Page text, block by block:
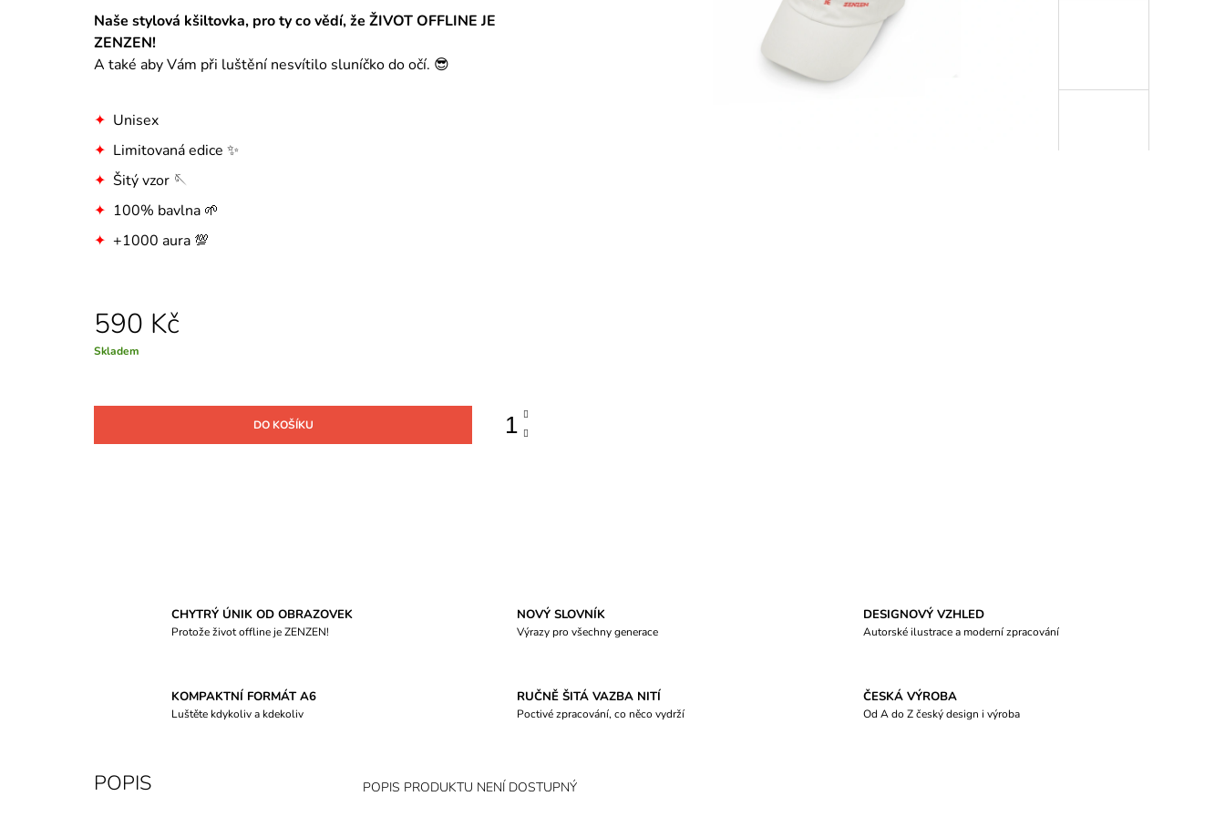
Naše stylová kšiltovka, pro ty co vědí, že ŽIVOT OFFLINE JE
ZENZEN!
A také aby Vám při luštění nesvítilo sluníčko do očí. 😎
✦ Unisex
✦ Limitovaná edice ✨
✦ Šitý vzor 🪡
✦ 100% bavlna 🌱
✦ +1000 aura 💯
590 Kč
Měrná
Skladem
DO KOŠÍKU
CHYTRÝ ÚNIK OD OBRAZOVEK
Protože život offline je ZENZEN!
NOVÝ SLOVNÍK
Výrazy pro všechny generace
DESIGNOVÝ VZHLED
Autorské ilustrace a moderní zpracování
KOMPAKTNÍ FORMÁT A6
Luštěte kdykoliv a kdekoliv
RUČNĚ ŠITÁ VAZBA NITÍ
Poctivé zpracování, co něco vydrží
ČESKÁ VÝROBA
Od A do Z český design i výroba
POPIS POPIS PRODUKTU NENÍ DOSTUPNÝ